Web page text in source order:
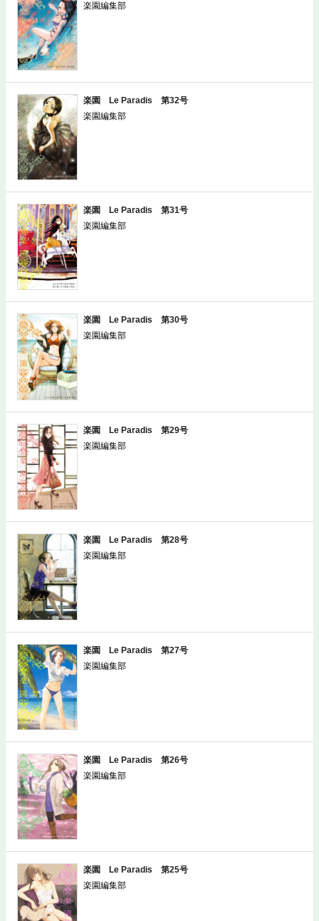
楽園編集部
楽園 Le Paradis 第32号
楽園編集部
楽園 Le Paradis 第31号
楽園編集部
楽園 Le Paradis 第30号
楽園編集部
楽園 Le Paradis 第29号
楽園編集部
楽園 Le Paradis 第28号
楽園編集部
楽園 Le Paradis 第27号
楽園編集部
楽園 Le Paradis 第26号
楽園編集部
楽園 Le Paradis 第25号
楽園編集部